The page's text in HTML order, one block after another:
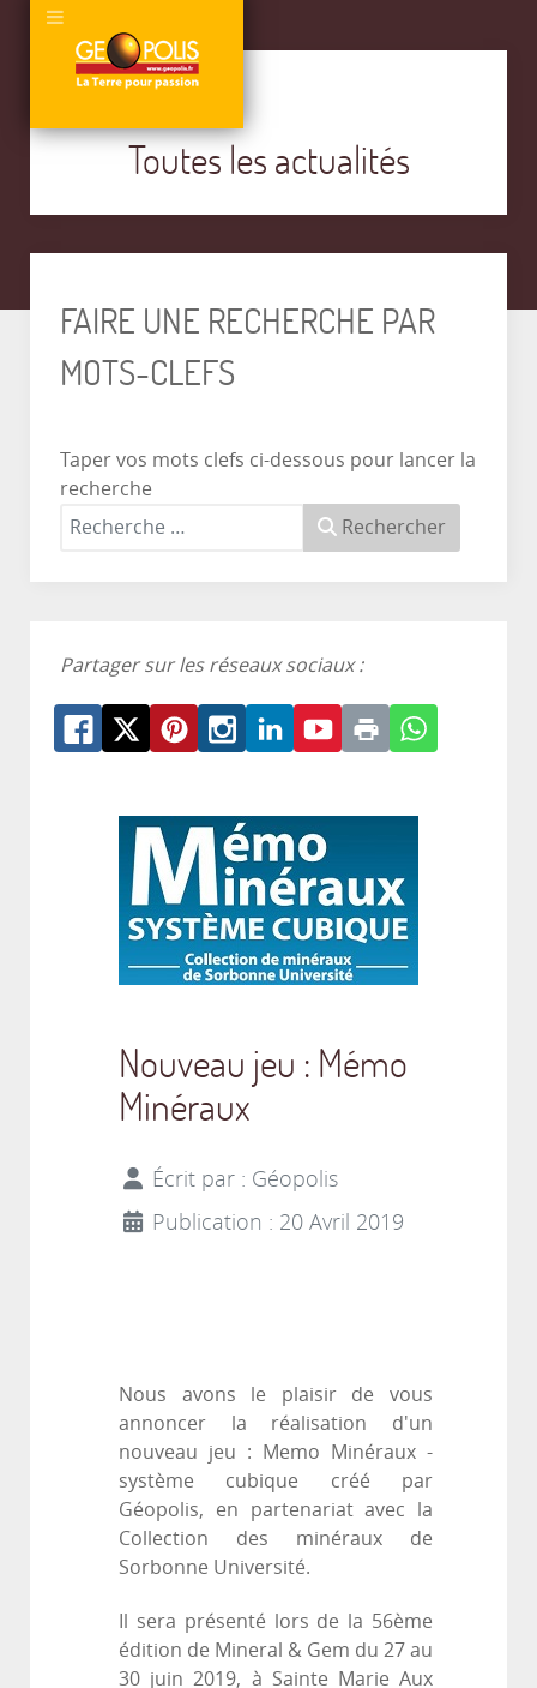
Toutes les actualités
FAIRE UNE RECHERCHE PAR
MOTS-CLEFS
Taper vos mots clefs ci-dessous pour lancer la
recherche
Rechercher
Partager sur les réseaux sociaux :
Nouveau jeu : Mémo
Minéraux
Écrit par : Géopolis
Publication : 20 Avril 2019
Nous avons le plaisir de vous
annoncer la réalisation d'un
nouveau jeu : Memo Minéraux -
système cubique créé par
Géopolis, en partenariat avec la
Collection des minéraux de
Sorbonne Université.
Il sera présenté lors de la 56ème
édition de Mineral & Gem du 27 au
30 juin 2019, à Sainte Marie Aux